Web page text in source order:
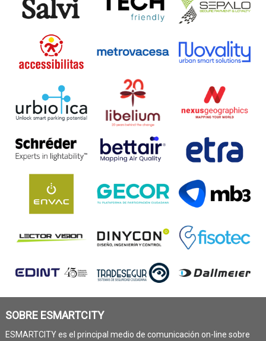
SOBRE ESMARTCITY
ESMARTCITY es el principal medio de comunicación on-line sobre